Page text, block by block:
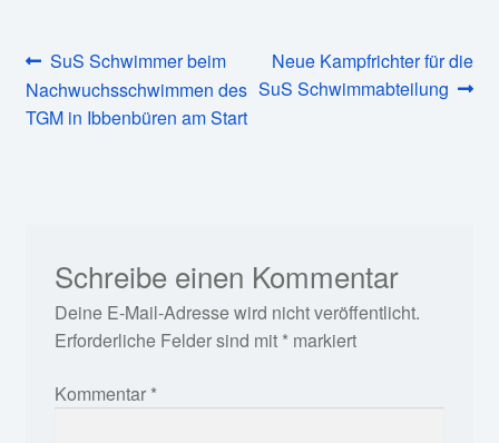
Beitragsnavigation
Vorheriger
Beitrag:
SuS Schwimmer beim
Nachwuchsschwimmen des
TGM in Ibbenbüren am Start
Nächster
Beitrag:
Neue Kampfrichter für die
SuS Schwimmabteilung
Schreibe einen Kommentar
Deine E-Mail-Adresse wird nicht veröffentlicht.
Erforderliche Felder sind mit *markiert
Kommentar *